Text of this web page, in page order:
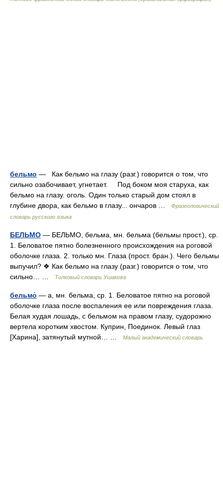
бельмо — Как бельмо на глазу (разг.) говорится о том, что
сильно озабочивает, угнетает. Под боком моя старуха, как
бельмо на глазу. оголь. Один только старый дом стоял в
глубине двора, как бельмо в глазу... ончаров …
Фразеологический
словарь русского языка
БЕЛЬМО — БЕЛЬМО, бельма, мн. бельма (бельмы прост.), ср.
1. Беловатое пятно болезненного происхождения на роговой
оболочке глаза. 2. только мн. Глаза (прост. бран.). Чего бельмы
выпучил? ❖ Как бельмо на глазу (разг.) говорится о том, что
сильно… …
Толковый словарь Ушакова
бельмо́ — а, мн. бельма, ср. 1. Беловатое пятно на роговой
оболочке глаза после воспаления ее или повреждения глаза.
Белая худая лошадь, с бельмом на правом глазу, судорожно
вертела коротким хвостом. Куприн, Поединок. Левый глаз
[Харина], затянутый мутной… …
Малый академический словарь